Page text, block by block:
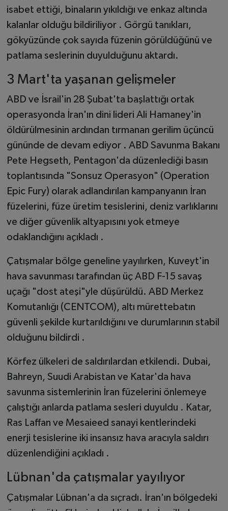
isabet ettiği, binaların yıkıldığı ve enkaz altında
kalanlar olduğu bildiriliyor . Görgü tanıkları,
gökyüzünde çok sayıda füzenin görüldüğünü ve
patlama seslerinin duyulduğunu aktardı.
3 Mart'ta yaşanan gelişmeler
ABD ve İsrail'in 28 Şubat'ta başlattığı ortak
operasyonda İran'ın dini lideri Ali Hamaney'in
öldürülmesinin ardından tırmanan gerilim üçüncü
gününde de devam ediyor . ABD Savunma Bakanı
Pete Hegseth, Pentagon'da düzenlediği basın
toplantısında "Sonsuz Operasyon" (Operation
Epic Fury) olarak adlandırılan kampanyanın İran
füzelerini, füze üretim tesislerini, deniz varlıklarını
ve diğer güvenlik altyapısını yok etmeye
odaklandığını açıkladı .
Çatışmalar bölge geneline yayılırken, Kuveyt'in
hava savunması tarafından üç ABD F-15 savaş
uçağı "dost ateşi"yle düşürüldü. ABD Merkez
Komutanlığı (CENTCOM), altı mürettebatın
güvenli şekilde kurtarıldığını ve durumlarının stabil
olduğunu bildirdi .
Körfez ülkeleri de saldırılardan etkilendi. Dubai,
Bahreyn, Suudi Arabistan ve Katar'da hava
savunma sistemlerinin İran füzelerini önlemeye
çalıştığı anlarda patlama sesleri duyuldu . Katar,
Ras Laffan ve Mesaieed sanayi kentlerindeki
enerji tesislerine iki insansız hava aracıyla saldırı
düzenlendiğini açıkladı .
Lübnan'da çatışmalar yayılıyor
Çatışmalar Lübnan'a da sıçradı. İran'ın bölgedeki